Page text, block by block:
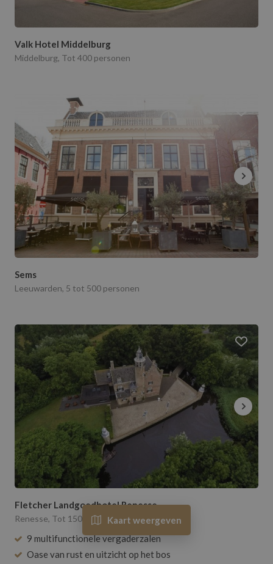
Toon 84 resultaten
Valk Hotel Middelburg
Middelburg, Tot 400 personen
Sems
Leeuwarden, 5 tot 500 personen
Fletcher Landgoedhotel Renesse
Renesse, Tot 150 personen
9 multifunctionele vergaderzalen
Oase van rust en uitzicht op het bos
Kaart weergeven